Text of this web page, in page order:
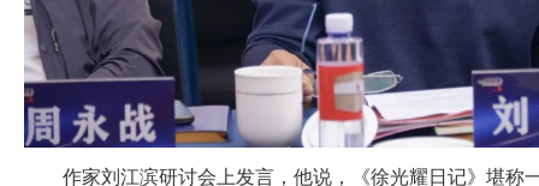
作家刘江滨研讨会上发言，他说，《徐光耀日记》堪称